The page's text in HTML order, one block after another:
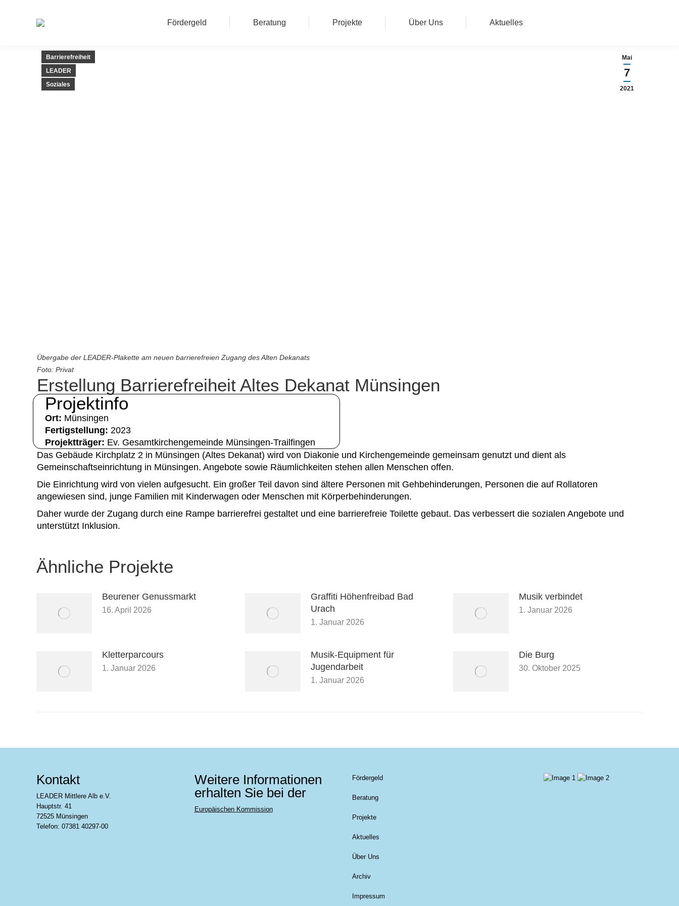
Fördergeld Beratung Projekte Über Uns Aktuelles
Mai
7
2021
Barrierefreiheit
LEADER
Soziales
Übergabe der LEADER-Plakette am neuen barrierefreien Zugang des Alten Dekanats
Foto: Privat
Erstellung Barrierefreiheit Altes Dekanat Münsingen
Projektinfo
Ort: Münsingen
Fertigstellung: 2023
Projektträger: Ev. Gesamtkirchengemeinde Münsingen-Trailfingen
Das Gebäude Kirchplatz 2 in Münsingen (Altes Dekanat) wird von Diakonie und Kirchengemeinde gemeinsam genutzt und dient als
Gemeinschaftseinrichtung in Münsingen. Angebote sowie Räumlichkeiten stehen allen Menschen offen.
Die Einrichtung wird von vielen aufgesucht. Ein großer Teil davon sind ältere Personen mit Gehbehinderungen, Personen die auf Rollatoren
angewiesen sind, junge Familien mit Kinderwagen oder Menschen mit Körperbehinderungen.
Daher wurde der Zugang durch eine Rampe barrierefrei gestaltet und eine barrierefreie Toilette gebaut. Das verbessert die sozialen Angebote und
unterstützt Inklusion.
Ähnliche Projekte
Beurener Genussmarkt
16. April 2026
Graffiti Höhenfreibad Bad
Urach
1. Januar 2026
Musik verbindet
1. Januar 2026
Kletterparcours
1. Januar 2026
Musik-Equipment für
Jugendarbeit
1. Januar 2026
Die Burg
30. Oktober 2025
Kontakt
LEADER Mittlere Alb e.V.
Hauptstr. 41
72525 Münsingen
Telefon: 07381 40297-00
Weitere Informationen
erhalten Sie bei der
Europäischen Kommission
Fördergeld
Beratung
Projekte
Aktuelles
Über Uns
Archiv
Impressum